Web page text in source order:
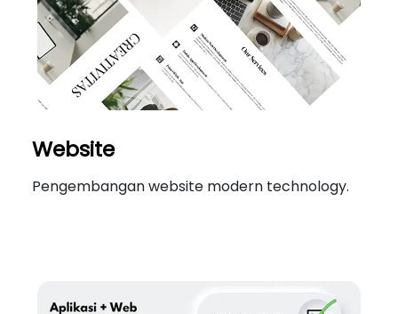
Website
Pengembangan website modern technology.